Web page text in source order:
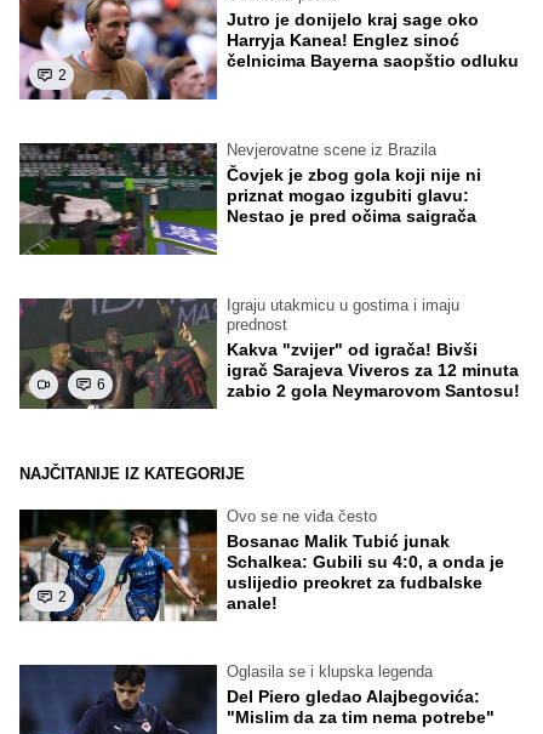
2
Jutro je donijelo kraj sage oko
Harryja Kanea! Englez sinoć
čelnicima Bayerna saopštio odluku
Nevjerovatne scene iz Brazila
Čovjek je zbog gola koji nije ni
priznat mogao izgubiti glavu:
Nestao je pred očima saigrača
6
Igraju utakmicu u gostima i imaju
prednost
Kakva "zvijer" od igrača! Bivši
igrač Sarajeva Viveros za 12 minuta
zabio 2 gola Neymarovom Santosu!
NAJČITANIJE IZ KATEGORIJE
2
Ovo se ne viđa često
Bosanac Malik Tubić junak
Schalkea: Gubili su 4:0, a onda je
uslijedio preokret za fudbalske
anale!
Oglasila se i klupska legenda
Del Piero gledao Alajbegovića:
"Mislim da za tim nema potrebe"